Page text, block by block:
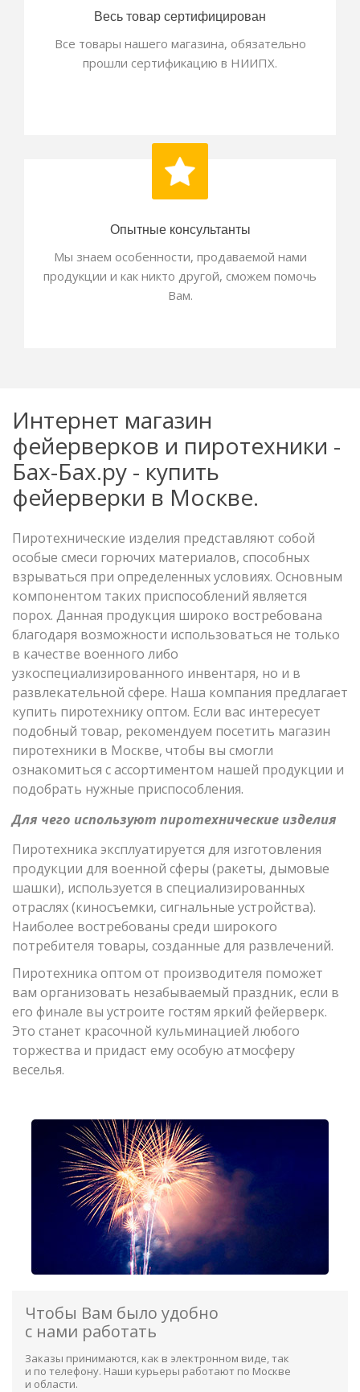
Весь товар сертифицирован
Все товары нашего магазина, обязательно
прошли сертификацию в НИИПХ.
Опытные консультанты
Мы знаем особенности, продаваемой нами
продукции и как никто другой, сможем помочь
Вам.
Интернет магазин
фейерверков и пиротехники -
Бах-Бах.ру - купить
фейерверки в Москве.
Пиротехнические изделия представляют собой
особые смеси горючих материалов, способных
взрываться при определенных условиях. Основным
компонентом таких приспособлений является
порох. Данная продукция широко востребована
благодаря возможности использоваться не только
в качестве военного либо
узкоспециализированного инвентаря, но и в
развлекательной сфере. Наша компания предлагает
купить пиротехнику оптом. Если вас интересует
подобный товар, рекомендуем посетить магазин
пиротехники в Москве, чтобы вы смогли
ознакомиться с ассортиментом нашей продукции и
подобрать нужные приспособления.
Для чего используют пиротехнические изделия
Пиротехника эксплуатируется для изготовления
продукции для военной сферы (ракеты, дымовые
шашки), используется в специализированных
отраслях (киносъемки, сигнальные устройства).
Наиболее востребованы среди широкого
потребителя товары, созданные для развлечений.
Пиротехника оптом от производителя поможет
вам организовать незабываемый праздник, если в
его финале вы устроите гостям яркий фейерверк.
Это станет красочной кульминацией любого
торжества и придаст ему особую атмосферу
веселья.
Чтобы Вам было удобно
с нами работать
Заказы принимаются, как в электронном виде, так
и по телефону. Наши курьеры работают по Москве
и области.